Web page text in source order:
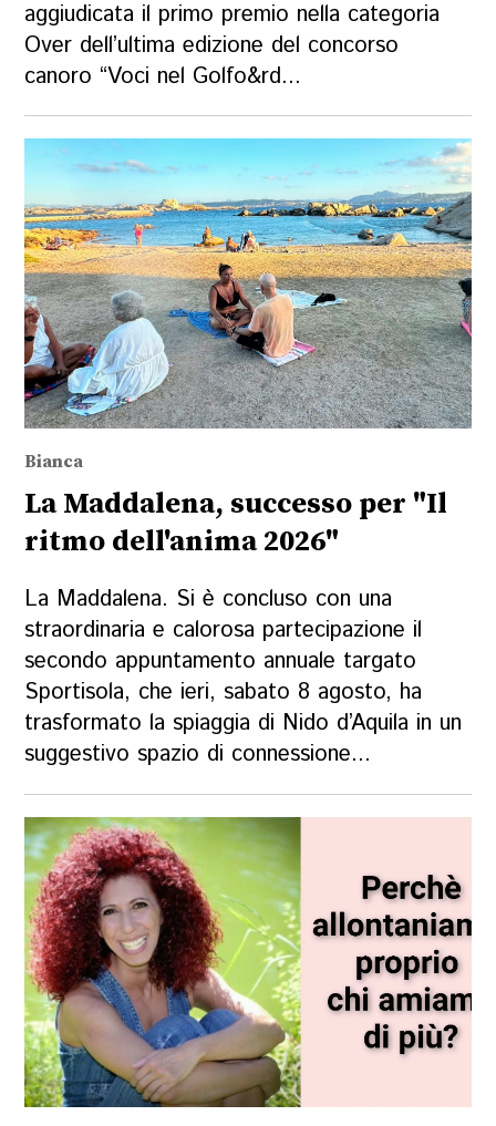
aggiudicata il primo premio nella categoria
Over dell’ultima edizione del concorso
canoro “Voci nel Golfo&rd...
Bianca
La Maddalena, successo per "Il
ritmo dell'anima 2026"
La Maddalena. Si è concluso con una
straordinaria e calorosa partecipazione il
secondo appuntamento annuale targato
Sportisola, che ieri, sabato 8 agosto, ha
trasformato la spiaggia di Nido d’Aquila in un
suggestivo spazio di connessione...